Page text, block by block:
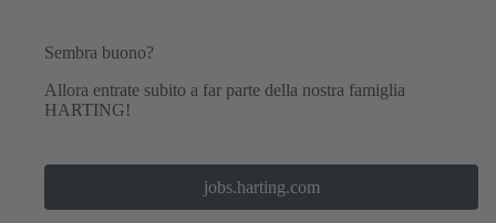
Sembra buono?
Allora entrate subito a far parte della nostra famiglia
HARTING!
jobs.harting.com